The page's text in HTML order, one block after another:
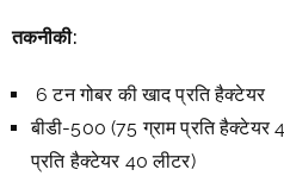
तकनीकी:
6 टन गोबर की खाद प्रति हैक्टेयर
बीडी-500 (75 ग्राम प्रति हैक्टेयर
प्रति हैक्टेयर 40 लीटर)